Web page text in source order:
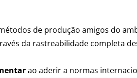
de produção amigos do
da rastreabilidade completa
ao aderir a normas